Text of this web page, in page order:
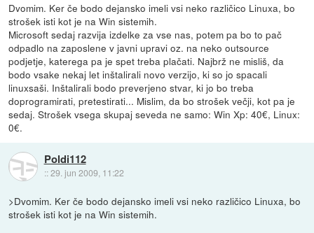
Dvomim. Ker če bodo dejansko imeli vsi neko različico Linuxa, bo
strošek isti kot je na Win sistemih.
Microsoft sedaj razvija izdelke za vse nas, potem pa bo to pač
odpadlo na zaposlene v javni upravi oz. na neko outsource
podjetje, katerega pa je spet treba plačati. Najbrž ne misliš, da
bodo vsake nekaj let inštalirali novo verzijo, ki so jo spacali
linuxsaši. Inštalirali bodo preverjeno stvar, ki jo bo treba
doprogramirati, pretestirati... Mislim, da bo strošek večji, kot pa je
sedaj. Strošek vsega skupaj seveda ne samo: Win Xp: 40€, Linux:
0€.
Poldi112
::29. jun 2009, 11:22
>Dvomim. Ker če bodo dejansko imeli vsi neko različico Linuxa, bo
strošek isti kot je na Win sistemih.